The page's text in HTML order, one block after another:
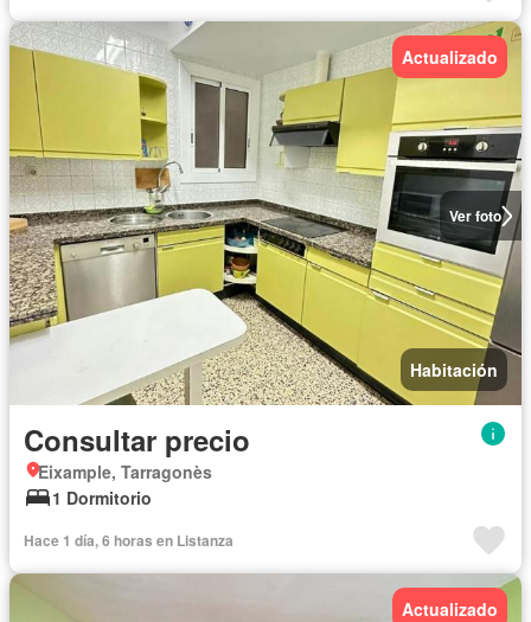
Ver foto
Actualizado
Habitación
Consultar precio
Eixample, Tarragonès
1 Dormitorio
Hace 1 día, 6 horas en Listanza
Actualizado